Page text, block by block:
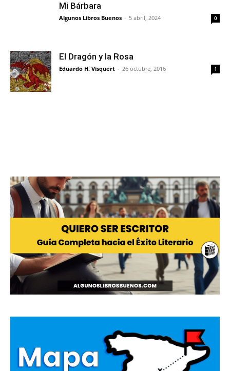
Mi Bárbara
Algunos Libros Buenos - 5 abril, 2024 0
El Dragón y la Rosa
Eduardo H. Visquert - 26 octubre, 2016 1